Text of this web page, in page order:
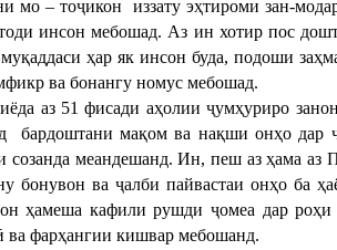
мо – тоҷикон иззату эҳтироми зан-
инсон мебошад. Аз ин хотир пос
ҳар як инсон буда, подоши
ва бонангу номус мебошад.
51 фисади аҳолии ҷумҳуриро занон
бардоштани мақом ва нақши онҳо дар
созанда меандешанд. Ин, пеш аз ҳама
бонувон ва ҷалби пайвастаи онҳо ба
ҳамеша кафили рушди ҷомеа дар роҳи
ва фарҳангии кишвар мебошанд.